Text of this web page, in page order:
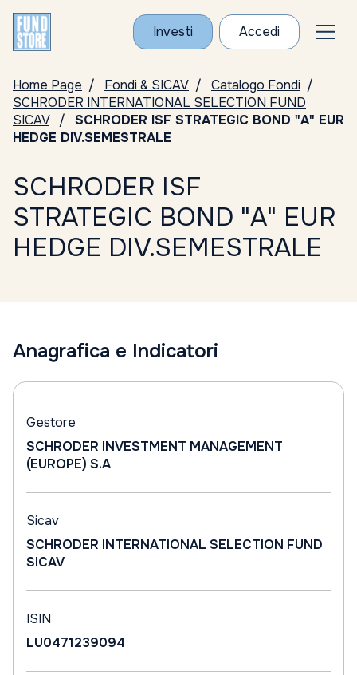
Investi Accedi
Home Page Fondi & SICAV
Catalogo Fondi
SCHRODER INTERNATIONAL SELECTION FUND
SICAV
SCHRODER ISF STRATEGIC BOND "A" EUR
HEDGE DIV.SEMESTRALE
SCHRODER ISF
STRATEGIC BOND "A" EUR
HEDGE DIV.SEMESTRALE
Anagrafica e Indicatori
Gestore
SCHRODER INVESTMENT MANAGEMENT
(EUROPE) S.A
Sicav
SCHRODER INTERNATIONAL SELECTION FUND
SICAV
ISIN
LU0471239094